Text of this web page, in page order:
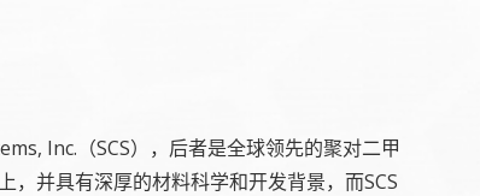
Inc.（SCS），后者是全球领先的聚对二甲
并具有深厚的材料科学和开发背景，而SCS